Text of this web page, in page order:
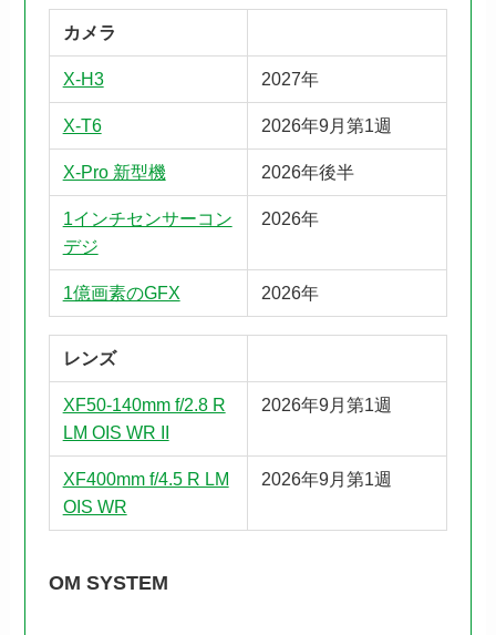
カメラ
X-H3 2027年
X-T6 2026年9月第1週
X-Pro 新型機 2026年後半
1インチセンサーコン
デジ
2026年
1億画素のGFX 2026年
レンズ
XF50-140mm f/2.8 R
LM OIS WR II
2026年9月第1週
XF400mm f/4.5 R LM
OIS WR
2026年9月第1週
OM SYSTEM